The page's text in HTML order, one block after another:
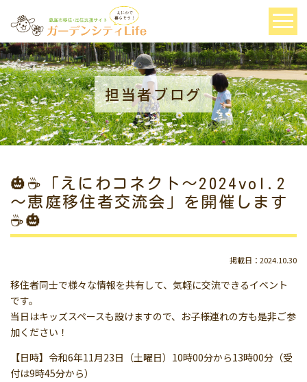
担当者ブログ
🎃☕「えにわコネクト～2024vol.2
～恵庭移住者交流会」を開催します
☕🎃
掲載日：2024.10.30
移住者同士で様々な情報を共有して、気軽に交流できるイベント
です。
当日はキッズスペースも設けますので、お子様連れの方も是非ご参
加ください！
【日時】令和6年11月23日（土曜日）10時00分から13時00分（受
付は9時45分から）